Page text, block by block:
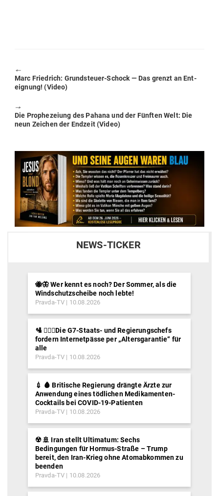
🠔
Previous
post:
Marc Friedrich: Grund­steuer-Schock — Das grenzt an Ent­
eignung! (Video)
🠖
Next
post:
Die Pro­phe­zeiung des Pahana und der Fünften Welt: Die
neun Zeichen der Endzeit (Video)
NEWS-TICKER
🐝🦋 Wer kennt es noch? Der Sommer, als die
Windschutzscheibe noch lebte!
Pravda-TV 10.08.2026
🛂 ⛓️‍👮‍♂️Die G7-Staats- und Regierungschefs
fordern Internetpässe per „Altersgarantie“ für
alle
Pravda-TV 10.08.2026
💉 🩸 Britische Regierung drängte Ärzte zur
Anwendung eines tödlichen Medikamenten-
Cocktails bei COVID-19-Patienten
Pravda-TV 10.08.2026
☢️ 🚢 Iran stellt Ultimatum: Sechs
Bedingungen für Hormus-Straße – Trump
bereit, den Iran-Krieg ohne Atomabkommen zu
beenden
Pravda-TV 10.08.2026